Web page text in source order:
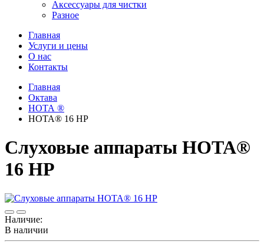
Аксессуары для чистки
Разное
Главная
Услуги и цены
О нас
Контакты
Главная
Октава
НОТА ®
НОТА® 16 HP
Слуховые аппараты НОТА®
16 HP
Наличие:
В наличии